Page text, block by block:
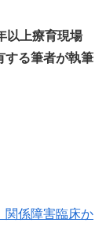
以上療育現場
する筆者が執筆
関係障害臨床か